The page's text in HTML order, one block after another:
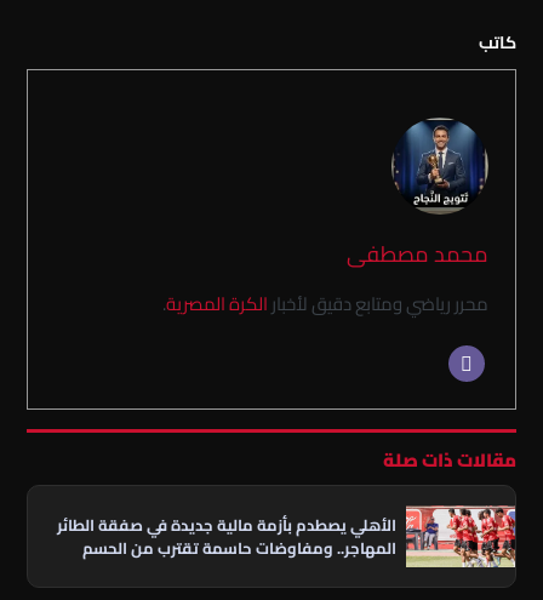
كاتب
محمد مصطفى
محرر رياضي ومتابع دقيق لأخبارالكرة المصرية.
مقالات ذات صلة
الأهلي يصطدم بأزمة مالية جديدة في صفقة الطائر
المهاجر.. ومفاوضات حاسمة تقترب من الحسم